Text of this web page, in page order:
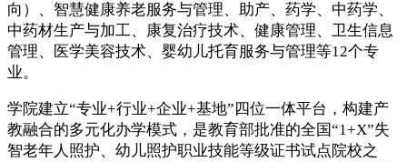
向）、智慧健康养老服务与管理、助产、药学、中药学、
中药材生产与加工、康复治疗技术、健康管理、卫生信息
管理、医学美容技术、婴幼儿托育服务与管理等12个专
业。
学院建立“专业+行业+企业+基地”四位一体平台，构建产
教融合的多元化办学模式，是教育部批准的全国“1+X”失
智老年人照护、幼儿照护职业技能等级证书试点院校之